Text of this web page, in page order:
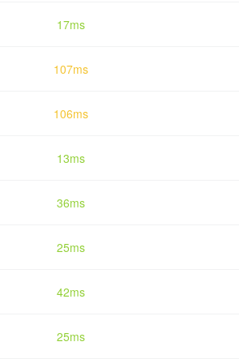
17ms
107ms
106ms
13ms
36ms
25ms
42ms
25ms